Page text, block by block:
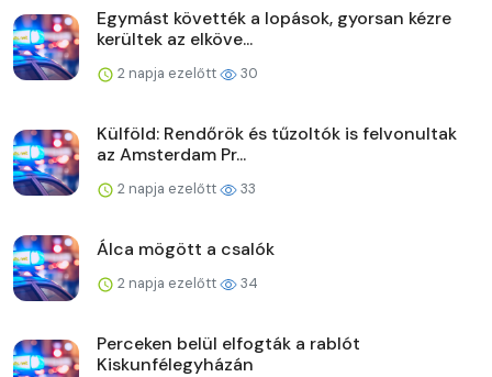
Egymást követték a lopások, gyorsan kézre
kerültek az elköve...
2 napja ezelőtt 30
Külföld: Rendőrök és tűzoltók is felvonultak
az Amsterdam Pr...
2 napja ezelőtt 33
Álca mögött a csalók
2 napja ezelőtt 34
Perceken belül elfogták a rablót
Kiskunfélegyházán